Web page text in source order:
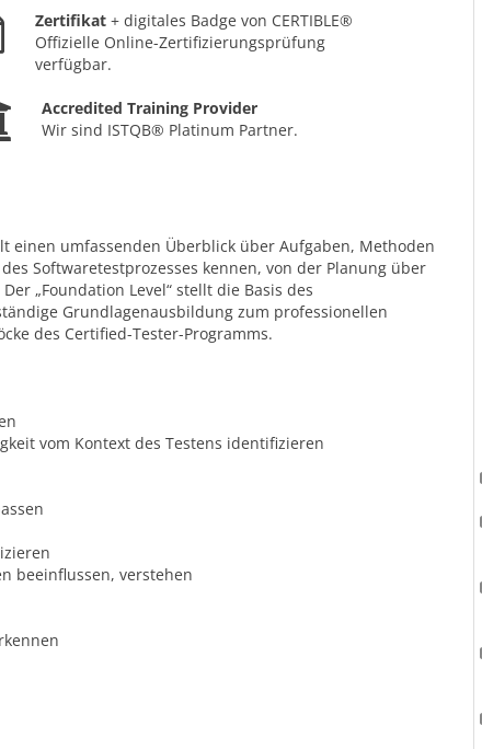
Zertifikat + digitales Badge von CERTIBLE®
Offizielle Online-Zertifizierungsprüfung
verfügbar.
Accredited Training Provider
Wir sind ISTQB® Platinum Partner.
umfassenden Überblick über Aufgaben, Methoden
Softwaretestprozesses kennen, von der Planung über
„Foundation Level“ stellt die Basis des
Grundlagenausbildung zum professionellen
des Certified-Tester-Programms.
vom Kontext des Testens identifizieren
beeinflussen, verstehen